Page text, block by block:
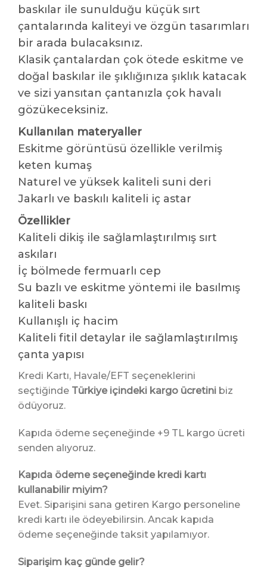
baskılar ile sunulduğu küçük sırt
çantalarında kaliteyi ve özgün tasarımları
bir arada bulacaksınız.
Klasik çantalardan çok ötede eskitme ve
doğal baskılar ile şıklığınıza şıklık katacak
ve sizi yansıtan çantanızla çok havalı
gözükeceksiniz.
Kullanılan materyaller
Eskitme görüntüsü özellikle verilmiş
keten kumaş
Naturel ve yüksek kaliteli suni deri
Jakarlı ve baskılı kaliteli iç astar
Özellikler
Kaliteli dikiş ile sağlamlaştırılmış sırt
askıları
İç bölmede fermuarlı cep
Su bazlı ve eskitme yöntemi ile basılmış
kaliteli baskı
Kullanışlı iç hacim
Kaliteli fitil detaylar ile sağlamlaştırılmış
çanta yapısı
Kredi Kartı, Havale/EFT seçeneklerini
seçtiğinde Türkiye içindeki kargo ücretini biz
ödüyoruz.
Kapıda ödeme seçeneğinde +9 TL kargo ücreti
senden alıyoruz.
Kapıda ödeme seçeneğinde kredi kartı
kullanabilir miyim?
Evet. Siparişini sana getiren Kargo personeline
kredi kartı ile ödeyebilirsin. Ancak kapıda
ödeme seçeneğinde taksit yapılamıyor.
Siparişim kaç günde gelir?